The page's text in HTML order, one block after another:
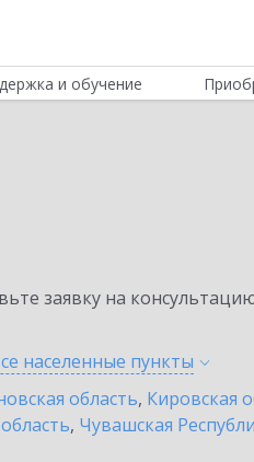
и обучение
заявку на
населенные пункты
область, Кировская
, Чувашская